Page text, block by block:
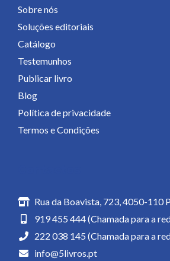
Sobre nós
Soluções editoriais
Catálogo
Testemunhos
Publicar livro
Blog
Política de privacidade
Termos e Condições
Rua da Boavista, 723, 4050-110
919 455 444 (Chamada para a
222 038 145 (Chamada para a
info@5livros.pt